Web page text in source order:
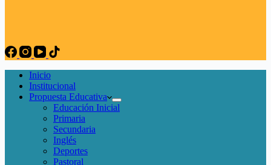
Inicio
Institucional
Propuesta Educativa
Educación Inicial
Primaria
Secundaria
Inglés
Deportes
Pastoral